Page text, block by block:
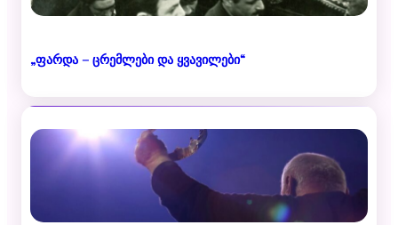
„ფარდა – ცრემლები და ყვავილები“